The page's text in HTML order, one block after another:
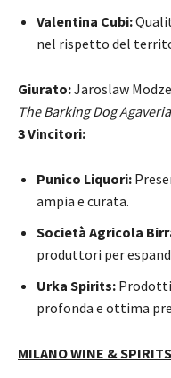
Valentina Cubi:
nel rispetto del
Giurato:Jaroslaw
The Barking Dog Agaveria
3 Vincitori:
Punico Liquori:
ampia e curata.
Società Agricola
produttori per
Urka Spirits:
profonda e ottima
MILANO WINE &